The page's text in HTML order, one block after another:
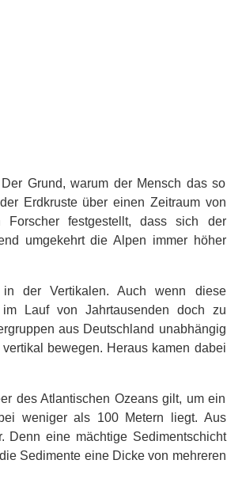
Grund, warum der Mensch das so
Erdkruste über einen Zeitraum von
festgestellt, dass sich der
umgekehrt die Alpen immer höher
der Vertikalen. Auch wenn diese
Lauf von Jahrtausenden doch zu
aus Deutschland unabhängig
bewegen. Heraus kamen dabei
des Atlantischen Ozeans gilt, um ein
weniger als 100 Metern liegt. Aus
eine mächtige Sedimentschicht
Sedimente eine Dicke von mehreren